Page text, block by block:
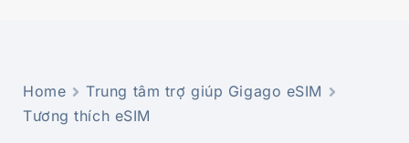
Home
Trung tâm trợ giúp Gigago eSIM
Tương thích eSIM